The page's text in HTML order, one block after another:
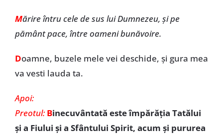
Mărire întru cele de sus lui Dumnezeu, şi pe
pământ pace, între oameni bunăvoire.
Doamne, buzele mele vei deschide, şi gura mea
va vesti lauda ta.
Apoi:
Preotul: Binecuvântată este împărăția Tatălui
și a Fiului și a Sfântului Spirit, acum și pururea